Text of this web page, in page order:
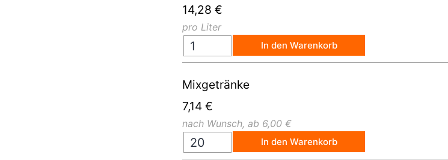
14,28 €
pro Liter
In den Warenkorb
Mixgetränke
7,14 €
nach Wunsch, ab 6,00 €
In den Warenkorb